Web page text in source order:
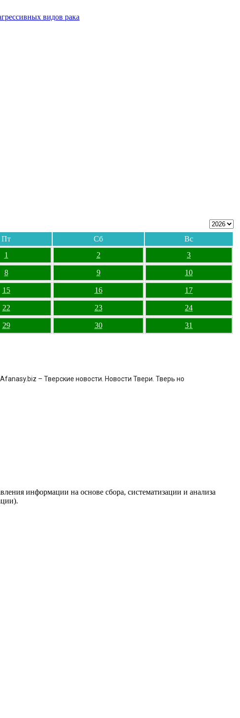
видов рака
Пт Сб
Вс
1
2 3
8 9 10
15 16 17
22 23 24
29 30 31
– Тверские новости. Новости Твери. Тверь но
информации на основе сбора, систематизации и анализа